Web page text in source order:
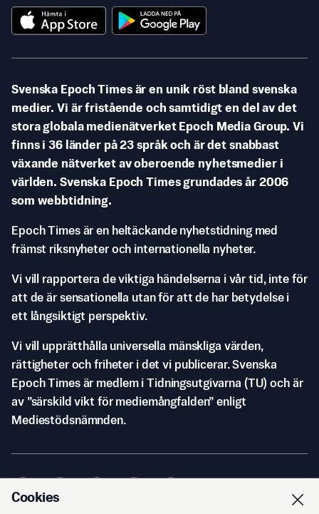
Svenska Epoch Times är en unik röst bland svenska
medier. Vi är fristående och samtidigt en del av det
stora globala medienätverket Epoch Media Group. Vi
finns i 36 länder på 23 språk och är det snabbast
växande nätverket av oberoende nyhetsmedier i
världen. Svenska Epoch Times grundades år 2006
som webbtidning.
Epoch Times är en heltäckande nyhetstidning med
främst riksnyheter och internationella nyheter.
Vi vill rapportera de viktiga händelserna i vår tid, inte för
att de är sensationella utan för att de har betydelse i
ett långsiktigt perspektiv.
Vi vill upprätthålla universella mänskliga värden,
rättigheter och friheter i det vi publicerar. Svenska
Epoch Times är medlem i Tidningsutgivarna (TU) och är
av ”särskild vikt för mediemångfalden” enligt
Mediestödsnämnden.
Cookies